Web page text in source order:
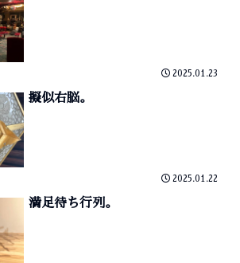
2025.01.23
擬似右脳。
2025.01.22
満足待ち行列。